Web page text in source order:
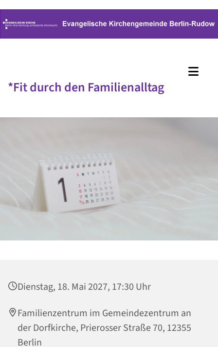
*Fit durch den Familienalltag
Dienstag, 18. Mai 2027, 17:30 Uhr
Familienzentrum im Gemeindezentrum an
der Dorfkirche, Prierosser Straße 70, 12355
Berlin